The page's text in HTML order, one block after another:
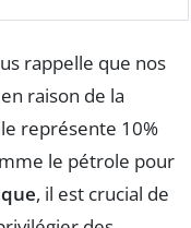
rappelle que nos
raison de la
représente 10%
le pétrole pour
, il est crucial de